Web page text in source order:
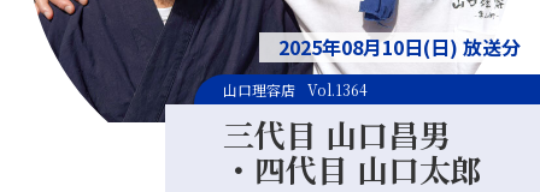
2025年08月10日(日) 放送分
三代目 山口昌男
・四代目 山口太郎
山口理容店 Vol.1364